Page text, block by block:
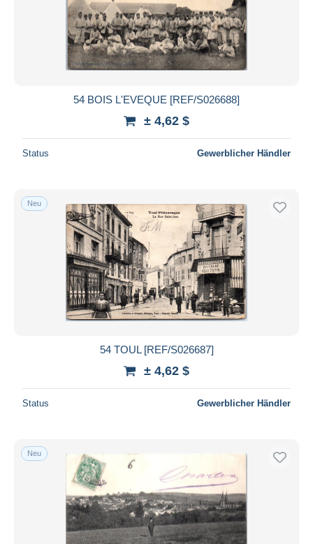
54 BOIS L'EVEQUE [REF/S026688]
± 4,62 $
Status Gewerblicher Händler
Neu
54 TOUL [REF/S026687]
± 4,62 $
Status Gewerblicher Händler
Neu